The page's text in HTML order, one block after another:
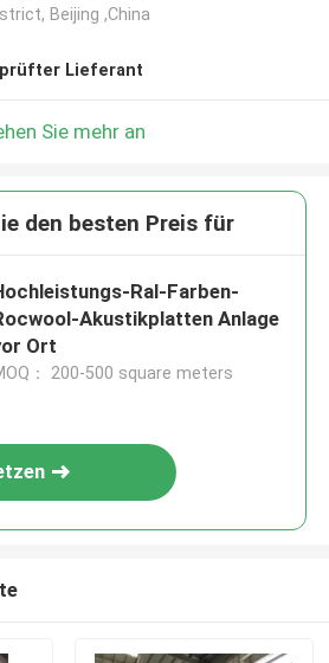
Beijing ,China
Lieferant
Sie mehr an
den besten Preis für
Ral-Farben-
Akustikplatten Anlage
Ort
： 200-500 square meters